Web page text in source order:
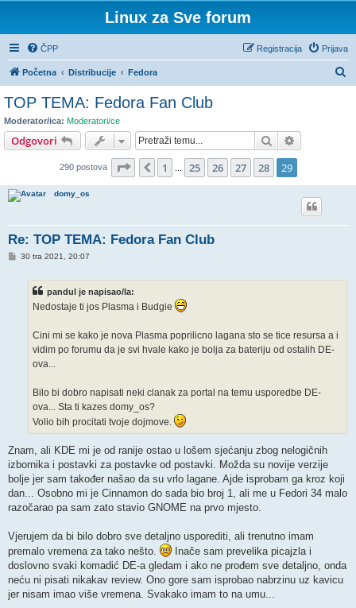
Linux za Sve forum
ČPP Prijava
Registracija
Početna Distribucije Fedora
ž
i
TOP TEMA: Fedora Fan Club
Moderator/ica: Moderatori/ce
Odgovori Pretražnik
290 postova Stranica: /29
Prethodna
1 25 26 27 28 29
domy_os
Re: TOP TEMA: Fedora Fan Club
P30 tra 2021, 20:07
pandul je napisao/la:
Nedostaje ti jos Plasma i Budgie
Cini mi se kako je nova Plasma poprilicno lagana sto se tice resursa a i
vidim po forumu da je svi hvale kako je bolja za bateriju od ostalih DE-
ova...
Bilo bi dobro napisati neki clanak za portal na temu usporedbe DE-
ova... Sta ti kazes domy_os?
Volio bih procitati tvoje dojmove.
Znam, ali KDE mi je od ranije ostao u lošem sjećanju zbog nelogičnih
izbornika i postavki za postavke od postavki. Možda su novije verzije
bolje jer sam također našao da su vrlo lagane. Ajde isprobam ga kroz koji
dan... Osobno mi je Cinnamon do sada bio broj 1, ali me u Fedori 34 malo
razočarao pa sam zato stavio GNOME na prvo mjesto.
Vjerujem da bi bilo dobro sve detaljno usporediti, ali trenutno imam
premalo vremena za tako nešto.
Inače sam prevelika picajzla i
doslovno svaki komadić DE-a gledam i ako ne prođem sve detaljno, onda
neću ni pisati nikakav review. Ono gore sam isprobao nabrzinu uz kavicu
jer nisam imao više vremena. Svakako imam to na umu...